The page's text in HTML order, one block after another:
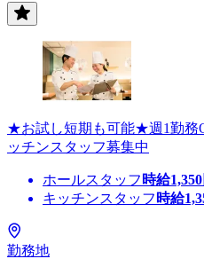
★お試し短期も可能★週1勤
ッチンスタッフ募集中
ホールスタッフ 時給1,350
キッチンスタッフ 時給
勤務地